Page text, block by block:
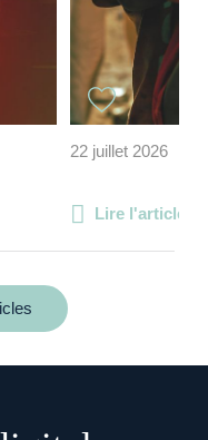
22 juillet 2026
Lire l'article